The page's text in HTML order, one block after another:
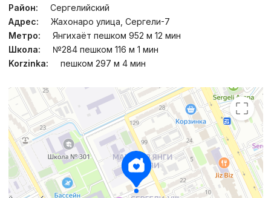
Район:
Сергелийский
Адрес:
Жахонаро улица, Сергели-7
Метро:
Янгихаёт пешком 952 м 12 мин
Школа:
№284 пешком 116 м 1 мин
Korzinka:
пешком 297 м 4 мин